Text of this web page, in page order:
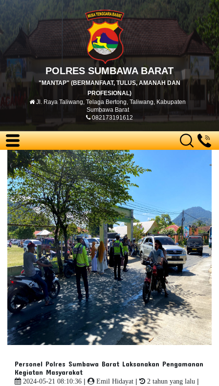
POLRES SUMBAWA BARAT
"MANTAP" (BERMANFAAT, TULUS, AMANAH DAN
PROFESIONAL)
Jl. Raya Taliwang, Telaga Bertong, Taliwang, Kabupaten
Sumbawa Barat
082173191612
Personel Polres Sumbawa Barat Laksanakan Pengamanan
Kegiatan Masyarakat
2024-05-21 08:10:36 | Emil Hidayat | 2 tahun yang lalu |